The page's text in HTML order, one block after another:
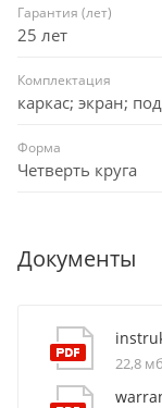
Гарантия (лет)
25 лет
Комплектация
каркас; экран;
Форма
Четверть круга
Документы
22,8 мб